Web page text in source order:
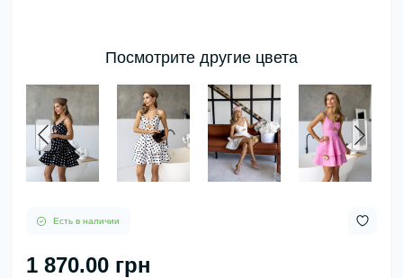
Посмотрите другие цвета
Есть в наличии
1 870.00 грн